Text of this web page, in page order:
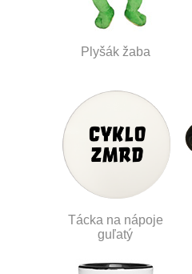
Plyšák žaba
Tácka na nápoje
guľatý